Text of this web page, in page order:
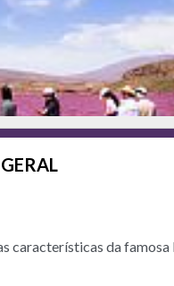
características da